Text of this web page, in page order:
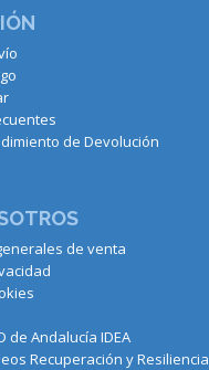
de Devolución
de venta
de Andalucía IDEA
Recuperación y Resiliencia